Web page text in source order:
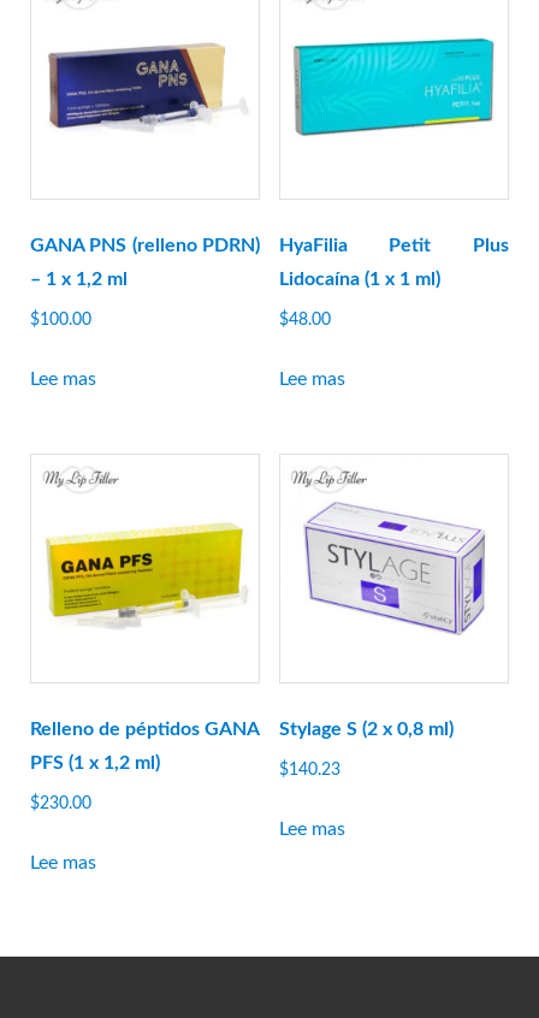
GANA PNS (relleno PDRN)
– 1 x 1,2 ml
$100.00
Lee mas
HyaFilia Petit Plus
Lidocaína (1 x 1 ml)
$48.00
Lee mas
Relleno de péptidos GANA
PFS (1 x 1,2 ml)
$230.00
Lee mas
Stylage S (2 x 0,8 ml)
$140.23
Lee mas